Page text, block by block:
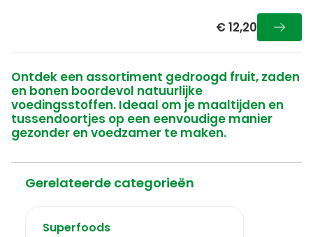
€ 12,20
Ontdek een assortiment gedroogd fruit, zaden
en bonen boordevol natuurlijke
voedingsstoffen. Ideaal om je maaltijden en
tussendoortjes op een eenvoudige manier
gezonder en voedzamer te maken.
Gerelateerde categorieën
Superfoods